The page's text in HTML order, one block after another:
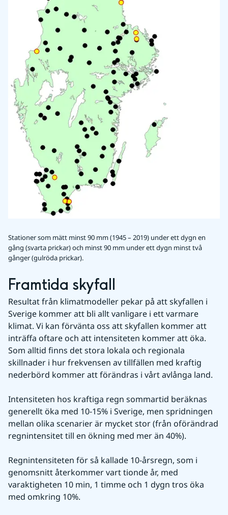
Stationer som mätt minst 90 mm (1945 – 2019) under ett dygn en
gång (svarta prickar) och minst 90 mm under ett dygn minst två
gånger (gulröda prickar).
Framtida skyfall
Resultat från klimatmodeller pekar på att skyfallen i
Sverige kommer att bli allt vanligare i ett varmare
klimat. Vi kan förvänta oss att skyfallen kommer att
inträffa oftare och att intensiteten kommer att öka.
Som alltid finns det stora lokala och regionala
skillnader i hur frekvensen av tillfällen med kraftig
nederbörd kommer att förändras i vårt avlånga land.
Intensiteten hos kraftiga regn sommartid beräknas
generellt öka med 10-15% i Sverige, men spridningen
mellan olika scenarier är mycket stor (från oförändrad
regnintensitet till en ökning med mer än 40%).
Regnintensiteten för så kallade 10-årsregn, som i
genomsnitt återkommer vart tionde år, med
varaktigheten 10 min, 1 timme och 1 dygn tros öka
med omkring 10%.